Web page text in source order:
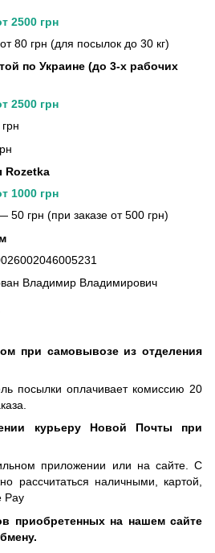
2500 грн
80 грн (для посылок до 30 кг)
по Украине (до 3-х рабочих
2500 грн
Rozetka
1000 грн
50 грн (при заказе от 500 грн)
Владимир Владимирович
при самовывозе из отделения
посылки оплачивает комиссию 20
курьеру Новой Почты при
приложении или на сайте. С
рассчитаться наличными, картой,
Pay
приобретенных на нашем сайте